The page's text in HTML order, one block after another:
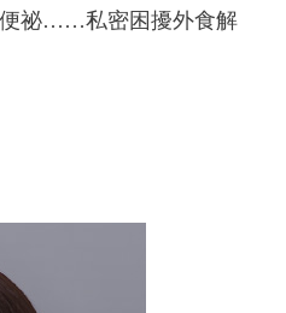
祕……私密困擾外食解